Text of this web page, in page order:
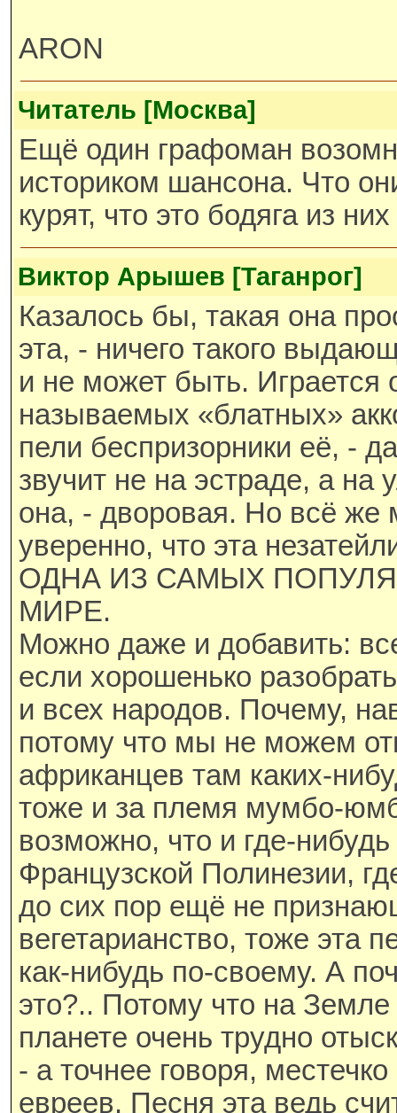
ARON
Читатель [Москва]
Ещё один графоман
историком шансона. Что
курят, что это бодяга из
Виктор Арышев [Таганрог]
Казалось бы, такая она
эта, - ничего такого
и не может быть. Играется
называемых «блатных»
пели беспризорники её, -
звучит не на эстраде, а на
она, - дворовая. Но всё же
уверенно, что эта
ОДНА ИЗ САМЫХ
МИРЕ.
Можно даже и добавить:
если хорошенько
и всех народов. Почему,
потому что мы не можем
африканцев там каких-
тоже и за племя мумбо-
возможно, что и где-
Французской Полинезии,
до сих пор ещё не
вегетарианство, тоже эта
как-нибудь по-своему. А
это?.. Потому что на
планете очень трудно
- а точнее говоря,
евреев. Песня эта ведь